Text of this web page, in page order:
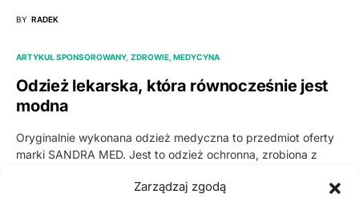
Zarządzaj zgodą
BY RADEK
ARTYKUŁ SPONSOROWANY ZDROWIE, MEDYCYNA
Odzież lekarska, która równocześnie jest
modna
Oryginalnie wykonana odzież medyczna to przedmiot oferty
marki SANDRA MED. Jest to odzież ochronna, zrobiona z